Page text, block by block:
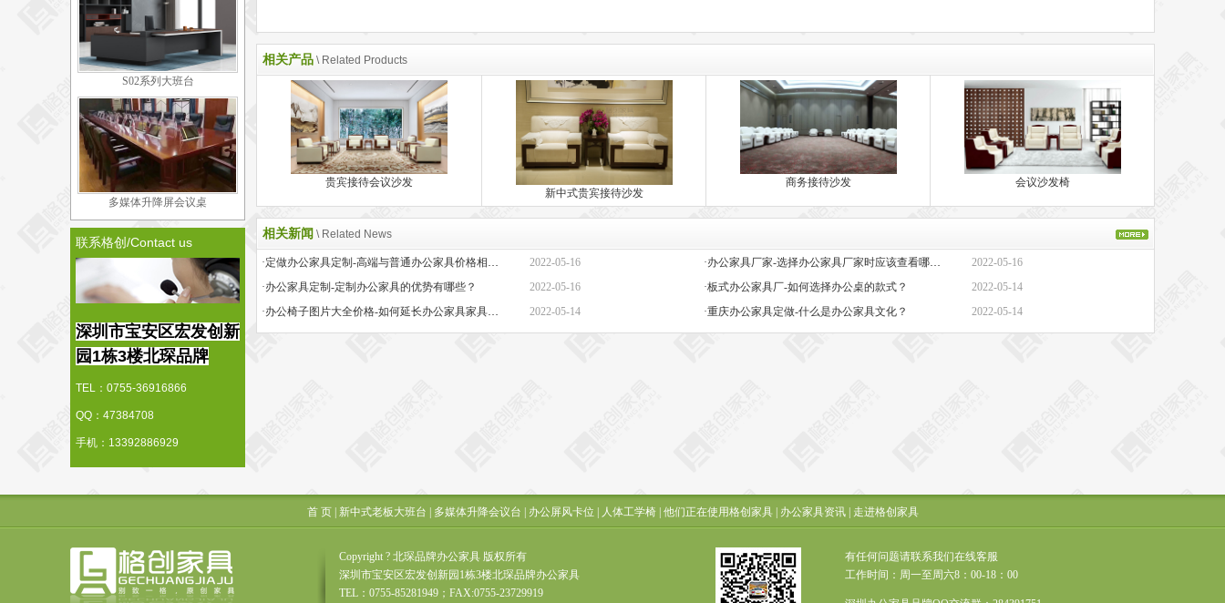
S02系列大班台
多媒体升降屏会议桌
联系格创/Contact us
深圳市宝安区宏发创新
园1栋3楼北琛品牌
TEL：0755-36916866
QQ：47384708
手机：13392886929
相关产品 \ Related Products
贵宾接待会议沙发
新中式贵宾接待沙发
商务接待沙发 会议沙发椅
相关新闻 \ Related News
·定做办公家具定制-高端与普通办公家具价格相差巨大的原因是什么？ 2022-05-16 ·办公家具厂家-选择办公家具厂家时应该查看哪些方面？
2022-05-16
·办公家具定制-定制办公家具的优势有哪些？
2022-05-16 ·板式办公家具厂-如何选择办公桌的款式？
2022-05-14
·办公椅子图片大全价格-如何延长办公家具家具的保质期？
2022-05-14 ·重庆办公家具定做-什么是办公家具文化？ 2022-05-14
首 页| 新中式老板大班台 多媒体升降会议台 办公屏风卡位 人体工学椅| 他们正在使用格创家具| 办公家具资讯| 走进格创家具
Copyright ? 北琛品牌办公家具 版权所有
深圳市宝安区宏发创新园1栋3楼北琛品牌办公家具
TEL：0755-85281949；FAX:0755-23729919
有任何问题请联系我们在线客服
工作时间：周一至周六8：00-18：00